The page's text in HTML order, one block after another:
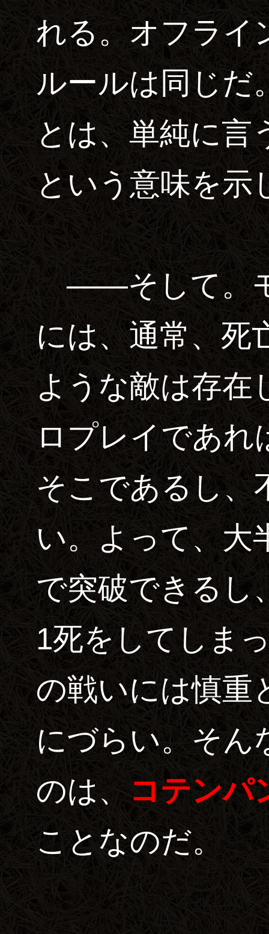
れる。オフライ
ルールは同じだ
とは、単純に言
という意味を示
――そして。モ
には、通常、死
ような敵は存在
ロプレイであれ
そこであるし、
い。よって、大
で突破できるし
1死をしてしま
の戦いには慎重
にづらい。そん
のは、コテンパ
ことなのだ。